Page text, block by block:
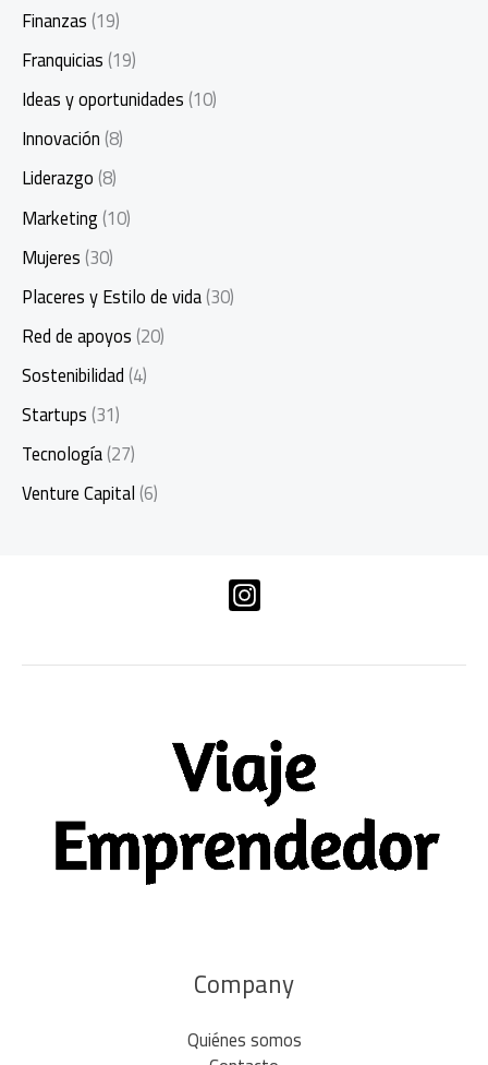
Finanzas(19)
Franquicias(19)
Ideas y oportunidades(10)
Innovación(8)
Liderazgo(8)
Marketing(10)
Mujeres(30)
Placeres y Estilo de vida(30)
Red de apoyos(20)
Sostenibilidad(4)
Startups(31)
Tecnología(27)
Venture Capital(6)
Company
Quiénes somos